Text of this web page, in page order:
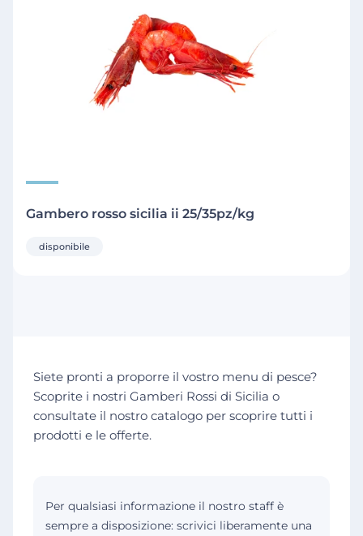
Gambero rosso sicilia ii 25/35pz/kg
disponibile
Siete pronti a proporre il vostro menu di pesce?
Scoprite i nostri Gamberi Rossi di Sicilia o
consultate il nostro catalogo per scoprire tutti i
prodotti e le offerte.
Per qualsiasi informazione il nostro staff è
sempre a disposizione: scrivici liberamente una